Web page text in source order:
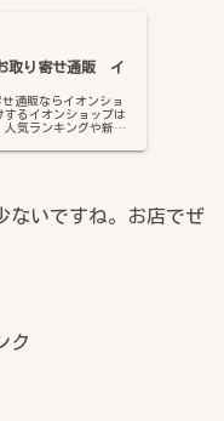
お取り寄せ通販 イ
せ通販ならイオンショ
するイオンショップは
人気ランキングや新着
ないですね。お店でぜ
ク